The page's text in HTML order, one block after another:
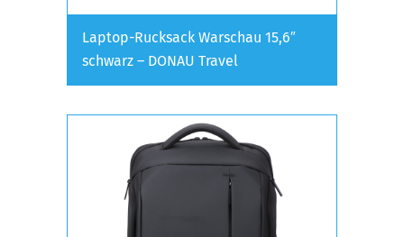
Laptop-Rucksack Warschau 15,6″
schwarz – DONAU Travel